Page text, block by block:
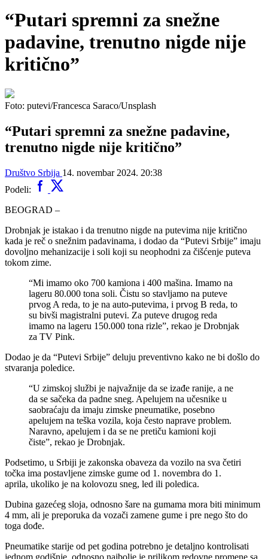
“Putari spremni za snežne
padavine, trenutno nigde nije
kritično”
Foto: putevi/Francesca Saraco/Unsplash
“Putari spremni za snežne padavine,
trenutno nigde nije kritično”
Društvo Srbija 14. novembar 2024. 20:38
Podeli:
BEOGRAD –
Drobnjak je istakao i da trenutno nigde na putevima nije kritično
kada je reč o snežnim padavinama, i dodao da “Putevi Srbije” imaju
dovoljno mehanizacije i soli koji su neophodni za čišćenje puteva
tokom zime.
“Mi imamo oko 700 kamiona i 400 mašina. Imamo na
lageru 80.000 tona soli. Čistu so stavljamo na puteve
prvog A reda, to je na auto-putevima, i prvog B reda, to
su bivši magistralni putevi. Za puteve drugog reda
imamo na lageru 150.000 tona rizle”, rekao je Drobnjak
za TV Pink.
Dodao je da “Putevi Srbije” deluju preventivno kako ne bi došlo do
stvaranja poledice.
“U zimskoj službi je najvažnije da se izađe ranije, a ne
da se sačeka da padne sneg. Apelujem na učesnike u
saobraćaju da imaju zimske pneumatike, posebno
apelujem na teška vozila, koja često naprave problem.
Naravno, apelujem i da se ne pretiču kamioni koji
čiste”, rekao je Drobnjak.
Podsetimo, u Srbiji je zakonska obaveza da vozilo na sva četiri
točka ima postavljene zimske gume od 1. novembra do 1.
aprila, ukoliko je na kolovozu sneg, led ili poledica.
Dubina gazećeg sloja, odnosno šare na gumama mora biti minimum
4 mm, ali je preporuka da vozači zamene gume i pre nego što do
toga dođe.
Pneumatike starije od pet godina potrebno je detaljno kontrolisati
jednom godišnje, odnosno najbolje je prilikom redovne promene sa